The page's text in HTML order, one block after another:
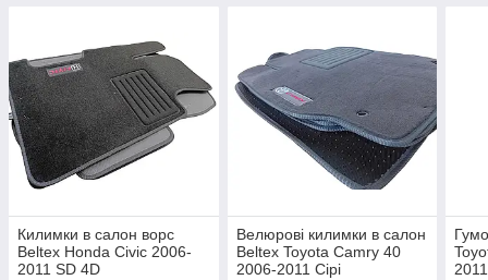
Килимки в салон ворс
Beltex Honda Civic 2006-
2011 SD 4D
Велюрові килимки в салон
Beltex Toyota Camry 40
2006-2011 Сірі
2011